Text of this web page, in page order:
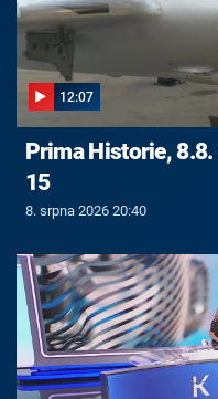
12:07
Prima Historie,
15
8. srpna 2026 20:40